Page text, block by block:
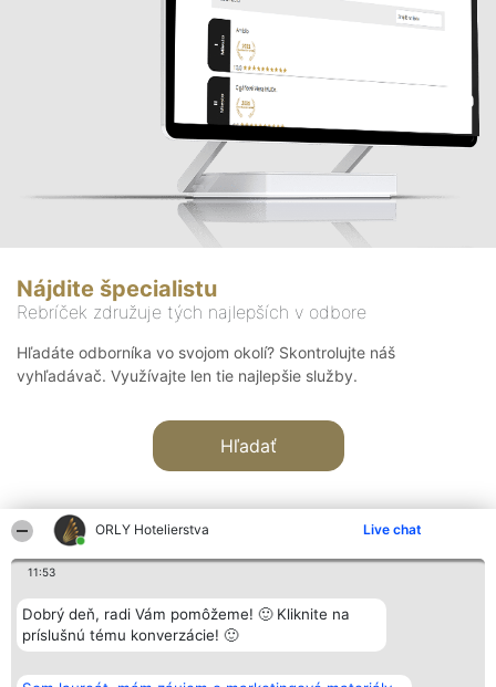
ORLY Hotelierstva Live chat
11:53
Dobrý deň, radi Vám pomôžeme! 🙂 Kliknite na
príslušnú tému konverzácie! 🙂
Nájdite špecialistu
Rebríček združuje tých najlepších v odbore
Hľadáte odborníka vo svojom okolí? Skontrolujte náš
vyhľadávač. Využívajte len tie najlepšie služby.
Hľadať
Organizátor hodnotenia
Bright Side Solutions sp. z o.
o. sp. k.
Wrocław 50-079
Hodnotenie
Laureáti
Lista
Laureatów
Kontakt
Kontakt